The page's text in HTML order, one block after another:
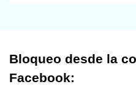
Bloqueo desde la
Facebook: